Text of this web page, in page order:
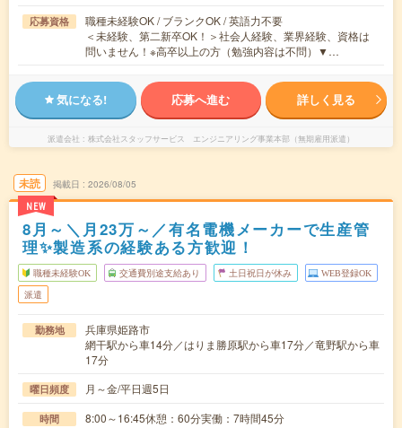
応募資格
職種未経験OK / ブランクOK / 英語力不要
＜未経験、第二新卒OK！＞社会人経験、業界経験、資格は
問いません！※高卒以上の方（勉強内容は不問）▼…
気になる! 応募へ進む 詳しく見る
派遣会社 株式会社スタッフサービス エンジニアリング事業本部（無期雇用派遣）
未読
NEW
掲載日 2026/08/05
8月～＼月23万～／有名電機メーカーで生産管
理✨製造系の経験ある方歓迎！
職種未経験OK 交通費別途支給あり 土日祝日が休み WEB登録OK
派遣
勤務地
兵庫県姫路市
網干駅から車14分／はりま勝原駅から車17分／竜野駅から車
17分
曜日頻度 月～金/平日週5日
時間 8:00～16:45休憩：60分実働：7時間45分